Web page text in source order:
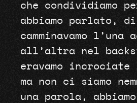
che condividiamo
abbiamo parlato,
camminavamo l’una
all’altra nel
eravamo incrociate
ma non ci siamo
una parola,